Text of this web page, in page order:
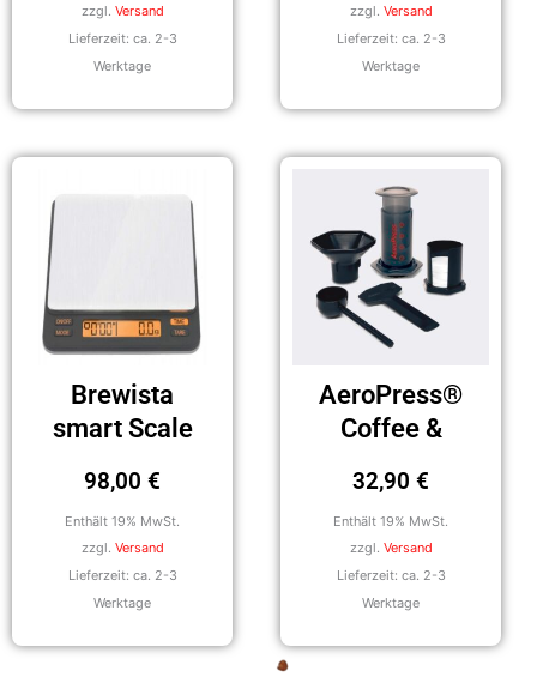
zzgl. Versand
Lieferzeit: ca. 2-3
Werktage
zzgl. Versand
Lieferzeit: ca. 2-3
Werktage
Brewista
smart Scale
98,00 €
Enthält 19% MwSt.
zzgl. Versand
Lieferzeit: ca. 2-3
Werktage
AeroPress®
Coffee &
32,90 €
Enthält 19% MwSt.
zzgl. Versand
Lieferzeit: ca. 2-3
Werktage